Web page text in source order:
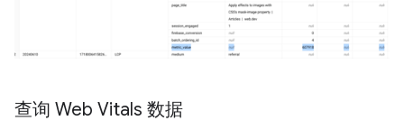
查询 Web Vitals 数据